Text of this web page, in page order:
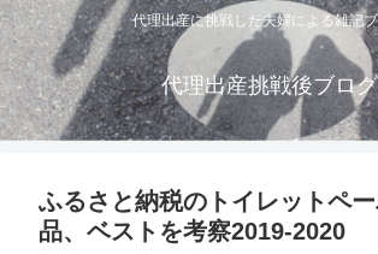
代理出産に挑戦した夫婦による雑記
代理出産挑戦後ブログ
ふるさと納税のトイレットペ
品、ベストを考察2019-2020